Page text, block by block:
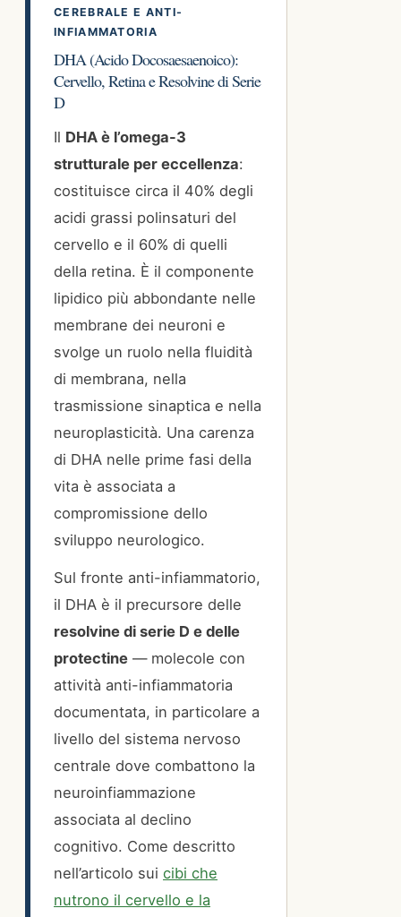
CEREBRALE E ANTI-
INFIAMMATORIA
DHA (Acido Docosaesaenoico):
Cervello, Retina e Resolvine di Serie
D
Il DHA è l’omega-3
strutturale per eccellenza:
costituisce circa il 40% degli
acidi grassi polinsaturi del
cervello e il 60% di quelli
della retina. È il componente
lipidico più abbondante nelle
membrane dei neuroni e
svolge un ruolo nella fluidità
di membrana, nella
trasmissione sinaptica e nella
neuroplasticità. Una carenza
di DHA nelle prime fasi della
vita è associata a
compromissione dello
sviluppo neurologico.
Sul fronte anti-infiammatorio,
il DHA è il precursore delle
resolvine di serie D e delle
protectine — molecole con
attività anti-infiammatoria
documentata, in particolare a
livello del sistema nervoso
centrale dove combattono la
neuroinfiammazione
associata al declino
cognitivo. Come descritto
nell’articolo sui cibi che
nutrono il cervello e la